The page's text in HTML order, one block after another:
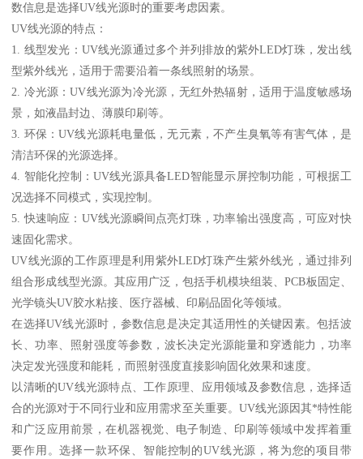
数信息是选择UV线光源时的重要考虑因素。
UV线光源的特点：
1. 线型发光：UV线光源通过多个并列排放的紫外LED灯珠，发出线
型紫外线光，适用于需要沿着一条线照射的场景。
2. 冷光源：UV线光源为冷光源，无红外热辐射，适用于温度敏感场
景，如液晶封边、薄膜印刷等。
3. 环保：UV线光源耗电量低，无元素，不产生臭氧等有害气体，是
清洁环保的光源选择。
4. 智能化控制：UV线光源具备LED智能显示屏控制功能，可根据工
况选择不同模式，实现控制。
5. 快速响应：UV线光源瞬间点亮灯珠，功率输出强度高，可应对快
速固化需求。
UV线光源的工作原理是利用紫外LED灯珠产生紫外线光，通过排列
组合形成线型光源。其应用广泛，包括手机模块组装、PCB板固定、
光学镜头UV胶水粘接、医疗器械、印刷品固化等领域。
在选择UV线光源时，参数信息是决定其适用性的关键因素。包括波
长、功率、照射强度等参数，波长决定光源能量和穿透能力，功率
决定发光强度和能耗，而照射强度直接影响固化效果和速度。
以清晰的UV线光源特点、工作原理、应用领域及参数信息，选择适
合的光源对于不同行业和应用需求至关重要。UV线光源因其*特性能
和广泛应用前景，在机器视觉、电子制造、印刷等领域中发挥着重
要作用。选择一款环保、智能控制的UV线光源，将为您的项目带